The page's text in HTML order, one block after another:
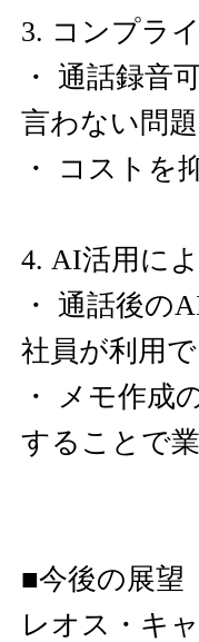
3. コンプラ
・ 通話録音
言わない問
・ コストを
4. AI活用に
・ 通話後の
社員が利用
・ メモ作成
することで
■今後の展望
レオス・キ